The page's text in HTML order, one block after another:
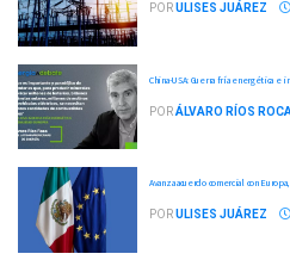
PORULISES JUÁREZ
China-USA: Guerra fría energética e
PORÁLVARO RÍOS
Avanza acuerdo comercial con
PORULISES JUÁREZ